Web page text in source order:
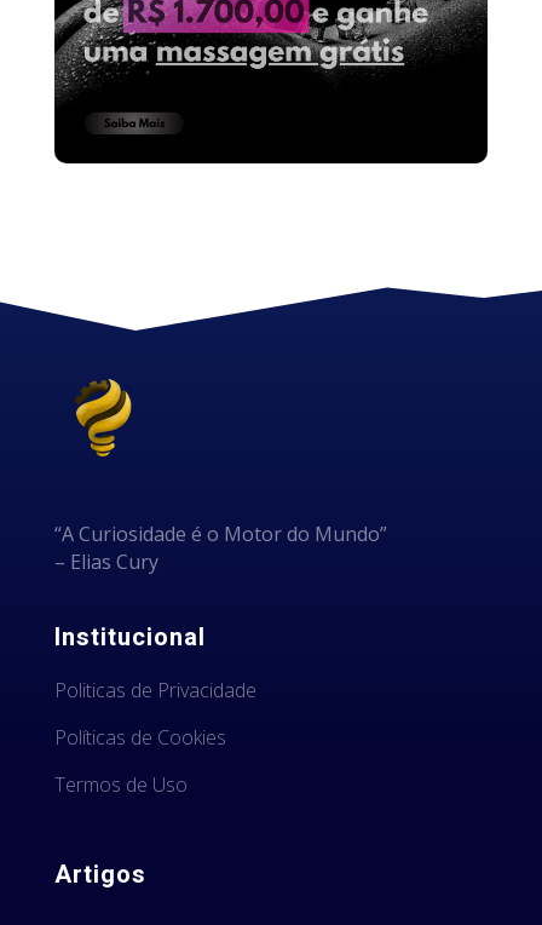
“A Curiosidade é o Motor do Mundo”
– Elias Cury
Institucional
Politicas de Privacidade
Políticas de Cookies
Termos de Uso
Artigos